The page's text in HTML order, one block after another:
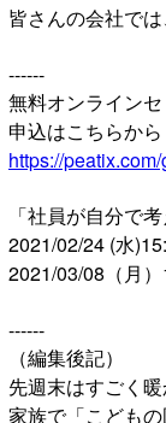
皆さんの会社では
------
無料オンラインセ
申込はこちらから
https://
「社員が自分で
2021/02/24 (水
2021/03/08（月
------
（編集後記）
先週末はすごく暖
家族で「こども